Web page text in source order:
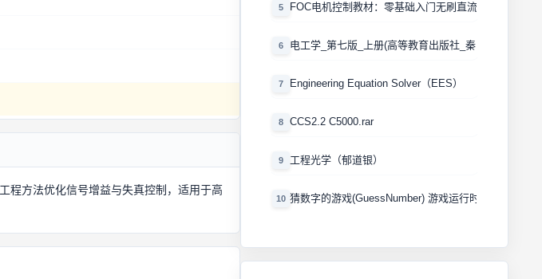
程方法优化信号增益与失真控制，适用于高
5 FOC电机控制教材：零基础入门无刷直流电机矢量控
6 电工学_第七版_上册(高等教育出版社_秦曾煌版)
7 Engineering Equation Solver（EES）
8 CCS2.2 C5000.rar
9 工程光学（郁道银）
10 猜数字的游戏(GuessNumber) 游戏运行时产生一个0－